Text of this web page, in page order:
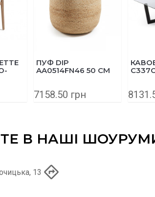
DIP
50 СМ
грн
КАВОВИЙ СТІЛ
C337C03
8131.50 грн
В НАШІ
13